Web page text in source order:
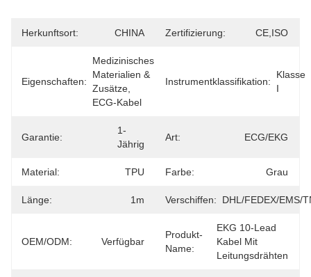
Herkunftsort: CHINA Zertifizierung: CE,ISO
Eigenschaften:
Medizinisches
Materialien &
Zusätze,
ECG-Kabel
Instrumentklassifikation:
Klasse
I
Garantie:
1-
Jährig
Art: ECG/EKG
Material: TPU Farbe: Grau
Länge: 1m Verschiffen: DHL/FEDEX/EMS/
OEM/ODM: Verfügbar
Produkt-
Name:
EKG 10-Lead
Kabel Mit
Leitungsdrähten